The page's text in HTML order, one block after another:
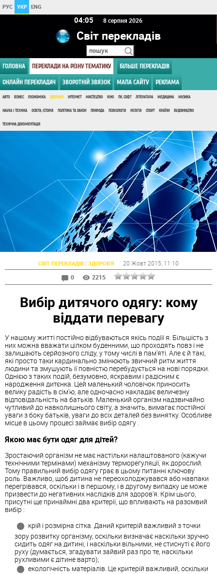
РУС УКР ENG
04 05 8 серпня 2026
Світ перекладів
ГОЛОВНА ПЕРЕКЛАДИ НА РІЗНУ ТЕМАТИКУ БІЛЬШЕ ПЕРЕКЛАДІВ
ОНЛАЙН ПЕРЕКЛАДАЧ ЗВОРОТНІЙ ЗВЯЗОК МАПА САЙТУ РЕКЛАМА
АВТО БІЗНЕС ЕКОНОМІКА ЗДОРОВ'Я ІНТЕРНЕТ МИСТЕЦТВО КІНО ПК, СОФТ ЛІТЕРАТУРА МЕДИЦИНА МУЗИКА
НАУКА І ТЕХНІКА ОСВІТА, ІСТОРІЯ ПОЛІТИКА ТА ЗАКОН ПРИРОДА ПСИХОЛОГІЯ РЕЛІГІЯ СПОРТ КРАЇНИ БУДІВНИЦТВО
ТЕХНІЧНА ДОКУМЕНТАЦІЯ
СВІТ ПЕРЕКЛАДІВ : ЗДОРОВ'Я 20 Жовт 2015 , 11:10
0
2215
Вибір дитячого одягу: кому
віддати перевагу
У нашому житті постійно відбуваються якісь подіїі я. Більшість з
них можна вважати цілком буденними, що проходять повз і не
залишають серйозного сліду, у тому числі в пам'яті. Але є й такі,
які просто таки кардинально змінюють звичний ритм життя
людини та змушують її повністю перебудується на нові порядки.
Однією з таких подій, безумовно, яскравим і радісним є
народження дитєнка. Цей маленький чоловічок приносить
велику радість в сім'ю, але одночасно накладає величезну
відповідальність на батьків. Маленький організм надзвичайно
чутливий до навколишнього світу, а значить, вимагає постійної
уваги з боку батьків, уваги до всіх деталей без винятку. Особливе
місце в цьому процесі займає вибір одягу .
Якою має бути одяг для дітей?
Зростаючий організм не має настільки налаштованого (кажучи
технічними термінами) механізму терморегуляції, як дорослий.
Тому правильний вибір одягу грає в цьому питанні ключову
роль. Важливо, щоб дитина не переохолоджувався або навпаки
перегрівався, оскільки і в першому, і в другому випадку це може
призвести до негативних наслідків для здоров'я. Крім цього,
присутні ще принаймні два критерії, що впливають на разомвий
вибір :
крій і розмірна сітка. Даний критерій важливий з точки
зору розвитку організму, оскільки визначає наскільки зручно
сидить одяг на дитині, і наскільки вільними, не стиснуті є його
руху (думається, згадувати зайвий раз про те, наскільки
рухливими є дітине варто);
екологічність матеріалів. Це критерій важливий, оскільки